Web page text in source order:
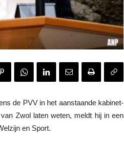
de PVV in het aanstaande kabinet-
Zwol laten weten, meldt hij in een
en Sport.